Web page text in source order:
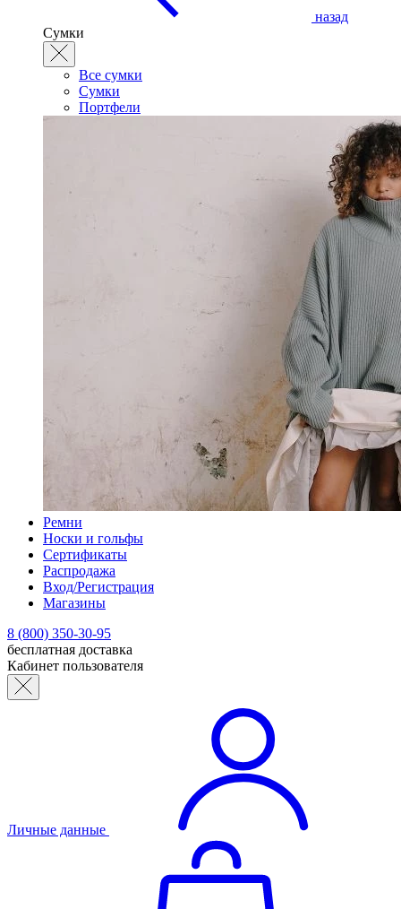
назад
Сумки
Все сумки
Сумки
Портфели
Ремни
Носки и гольфы
Сертификаты
Распродажа
Вход/Регистрация
Магазины
8 (800) 350-30-95
бесплатная доставка
Кабинет пользователя
Личные данные